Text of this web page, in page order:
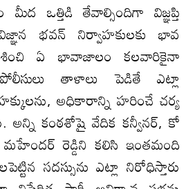
మీద ఒత్తిడి తేవాల్సిందిగా విజ్ఞప్తి
భవన్‌ నిర్వాహకులకు భావ
ఏ భావాజాలం కలవారికైనా
తాళాలు పెడితే ఎట్లా
అధికారాన్ని హరించే చర్య
అన్ని కంఠశోషై వేదిక కన్వీనర్‌, కో
రెడ్డిని కలిసి ఇంతమంది
సదస్సును ఎట్లా నిరోధిస్తారు